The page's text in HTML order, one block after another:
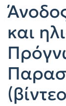
και